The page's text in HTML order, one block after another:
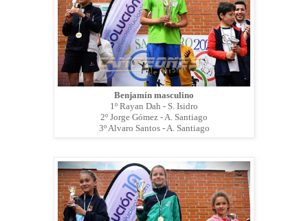
Benjamín masculino
1º Rayan Dah - S. Isidro
2º Jorge Gómez - A. Santiago
3º Alvaro Santos - A. Santiago